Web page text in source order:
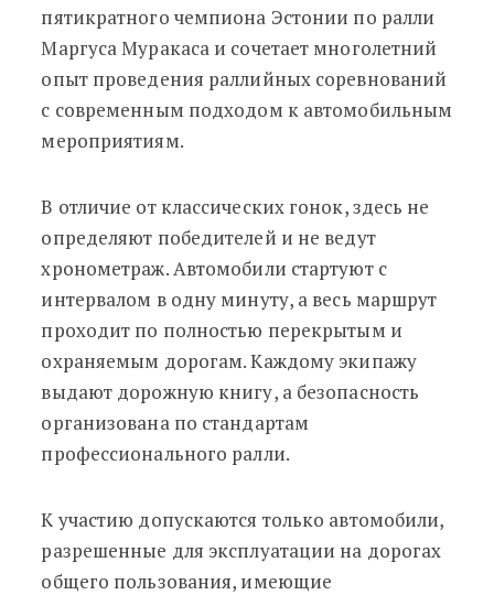
пятикратного чемпиона Эстонии по ралли
Маргуса Муракаса и сочетает многолетний
опыт проведения раллийных соревнований
с современным подходом к автомобильным
мероприятиям.
В отличие от классических гонок, здесь не
определяют победителей и не ведут
хронометраж. Автомобили стартуют с
интервалом в одну минуту, а весь маршрут
проходит по полностью перекрытым и
охраняемым дорогам. Каждому экипажу
выдают дорожную книгу, а безопасность
организована по стандартам
профессионального ралли.
К участию допускаются только автомобили,
разрешенные для эксплуатации на дорогах
общего пользования, имеющие